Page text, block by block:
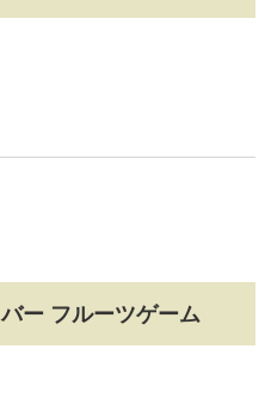
ー フルーツゲーム